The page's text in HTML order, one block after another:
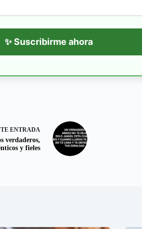
✨ Suscribirme ahora
ENTRADA
verdaderos,
y fieles